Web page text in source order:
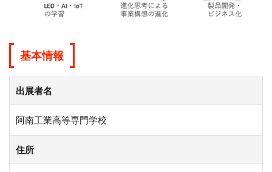
基本情報
出展者名
阿南工業高等専門学校
住所